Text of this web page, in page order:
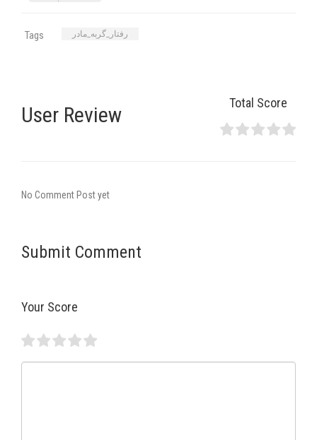
Tags رفتار_گربه_مادر
User Review Total Score
No Comment Post yet
Submit Comment
Your Score